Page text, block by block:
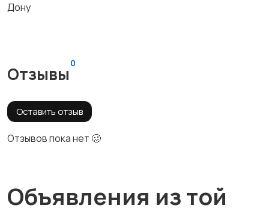
Дону
Отзывы
0
Оставить отзыв
Отзывов пока нет 🥴
Объявления из той